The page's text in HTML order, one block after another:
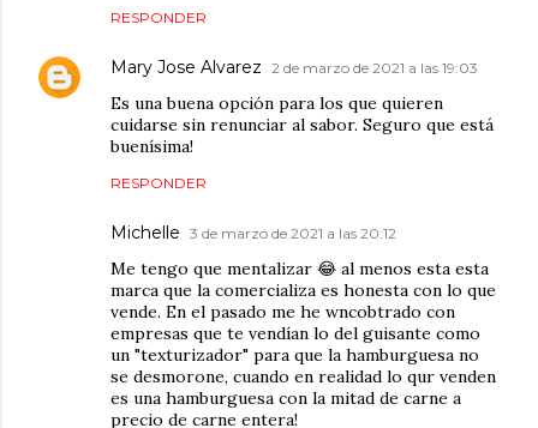
RESPONDER
Mary Jose Alvarez 2 de marzo de 2021 a las 19:03
Es una buena opción para los que quieren
cuidarse sin renunciar al sabor. Seguro que está
buenísima!
RESPONDER
Michelle 3 de marzo de 2021 a las 20:12
Me tengo que mentalizar 😂 al menos esta esta
marca que la comercializa es honesta con lo que
vende. En el pasado me he wncobtrado con
empresas que te vendían lo del guisante como
un "texturizador" para que la hamburguesa no
se desmorone, cuando en realidad lo qur venden
es una hamburguesa con la mitad de carne a
precio de carne entera!